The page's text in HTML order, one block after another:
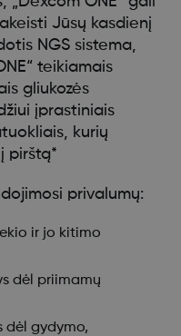
Jūsų kasdienį
NGS sistema,
teikiamais
gliukozės
įprastiniais
kurių
pirštą*
privalumų:
ir jo kitimo
dėl priimamų
dėl gydymo,